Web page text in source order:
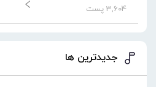
3,604 پست
جدیدترین ها